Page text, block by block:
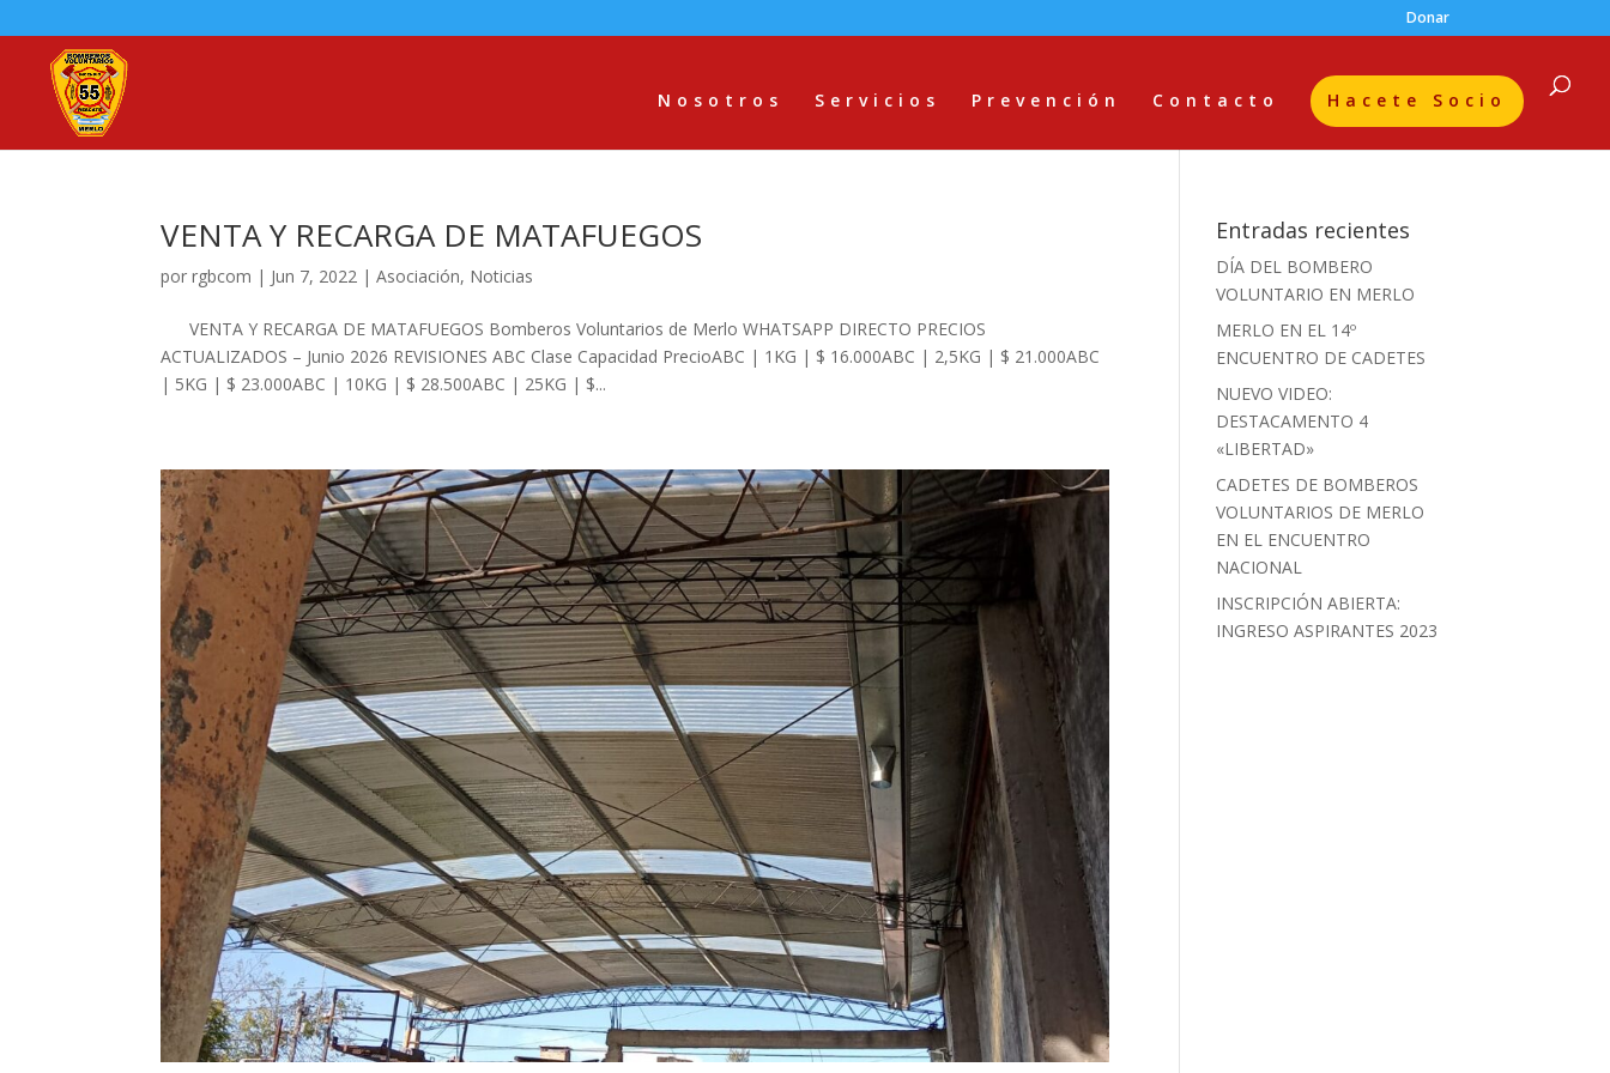
Donar
Nosotros Servicios Prevención Contacto Hacete Socio
VENTA Y RECARGA DE MATAFUEGOS
porrgbcom | Jun 7, 2022 |Asociación, Noticias
VENTA Y RECARGA DE MATAFUEGOS Bomberos Voluntarios de Merlo WHATSAPP DIRECTO PRECIOS
ACTUALIZADOS – Junio 2026 REVISIONES ABC Clase Capacidad PrecioABC | 1KG | $ 16.000ABC | 2,5KG | $ 21.000ABC
| 5KG | $ 23.000ABC | 10KG | $ 28.500ABC | 25KG | $...
Entradas recientes
DÍA DEL BOMBERO
VOLUNTARIO EN MERLO
MERLO EN EL 14º
ENCUENTRO DE CADETES
NUEVO VIDEO:
DESTACAMENTO 4
«LIBERTAD»
CADETES DE BOMBEROS
VOLUNTARIOS DE MERLO
EN EL ENCUENTRO
NACIONAL
INSCRIPCIÓN ABIERTA:
INGRESO ASPIRANTES 2023